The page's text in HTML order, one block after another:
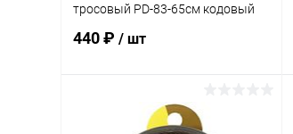
тросовый PD-83-65см кодовый
440 ₽ / шт
В корзину